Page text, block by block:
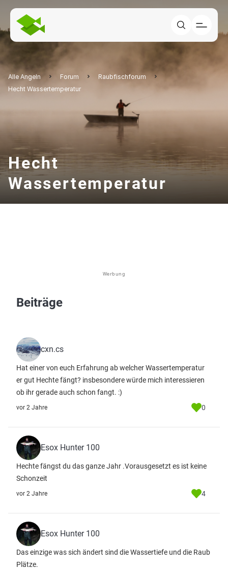
Alle Angeln Forum
Raubfischforum
Hecht Wassertemperatur
Hecht
Wassertemperatur
Werbung
Beiträge
cxn.cs
Hat einer von euch Erfahrung ab welcher Wassertemperatur
er gut Hechte fängt? insbesondere würde mich interessieren
ob ihr gerade auch schon fangt. :)
vor 2 Jahre 0
Esox Hunter 100
Hechte fängst du das ganze Jahr .Vorausgesetzt es ist keine
Schonzeit
vor 2 Jahre 4
Esox Hunter 100
Das einzige was sich ändert sind die Wassertiefe und die Raub
Plätze.